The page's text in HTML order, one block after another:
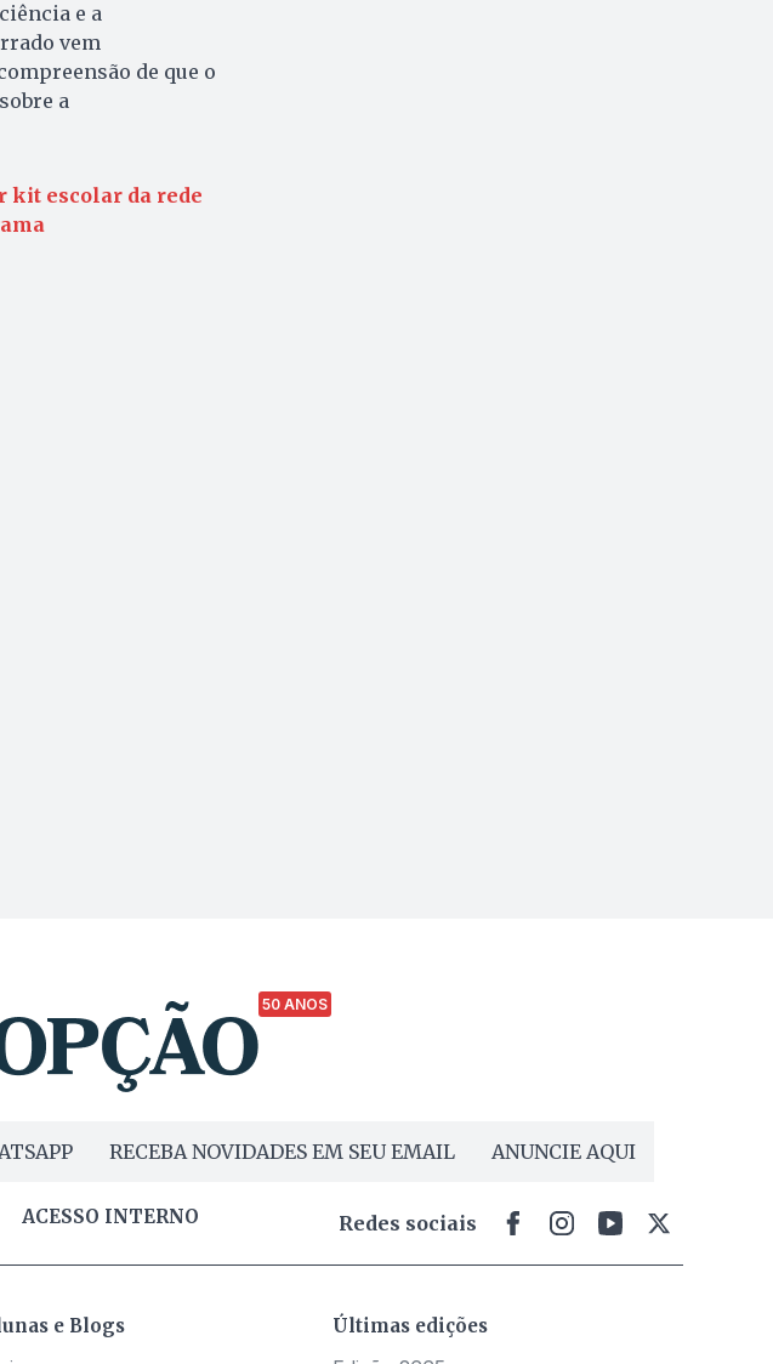
e a
vem
de que o
a
kit escolar da rede
50 ANOS
RECEBA NOVIDADES EM SEU EMAIL ANUNCIE AQUI
ACESSO INTERNO Redes sociais
e Blogs Últimas edições